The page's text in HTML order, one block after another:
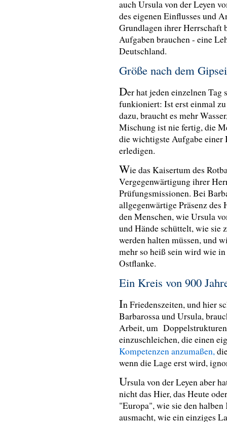
auch Ursula von der Leyen
des eigenen Einflusses und
Grundlagen ihrer Herrschaft
Aufgaben brauchen - eine
Deutschland.
Größe nach dem
Der hat jeden einzelnen
funkioniert: Ist erst einmal
dazu, braucht es mehr
Mischung ist nie fertig, die
die wichtigste Aufgabe einer
erledigen.
Wie das Kaisertum des
Vergegenwärtigung ihrer
Prüfungsmissionen. Bei
allgegenwärtige Präsenz des
den Menschen, wie Ursula
und Hände schüttelt, wie sie
werden halten müssen, und
mehr so heiß sein wird wie
Ostflanke.
Ein Kreis von 900
In Friedenszeiten, und hier
Barbarossa und Ursula,
Arbeit, um
einzuschleichen, die einen
Kompetenzen anzumaßen,
wenn die Lage erst wird,
Ursula von der Leyen aber
nicht das Hier, das Heute
"Europa", wie sie den
ausmacht, wie ein einziges